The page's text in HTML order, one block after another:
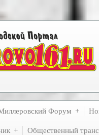
Форум
Общественный